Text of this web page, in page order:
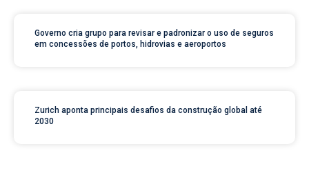
Governo cria grupo para revisar e padronizar o uso de seguros
em concessões de portos, hidrovias e aeroportos
Zurich aponta principais desafios da construção global até
2030